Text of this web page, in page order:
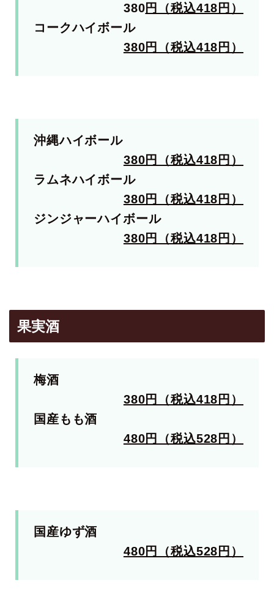
380円（税込418円）
コークハイボール
380円（税込418円）
沖縄ハイボール
380円（税込418円）
ラムネハイボール
380円（税込418円）
ジンジャーハイボール
380円（税込418円）
果実酒
梅酒
380円（税込418円）
国産もも酒
480円（税込528円）
国産ゆず酒
480円（税込528円）